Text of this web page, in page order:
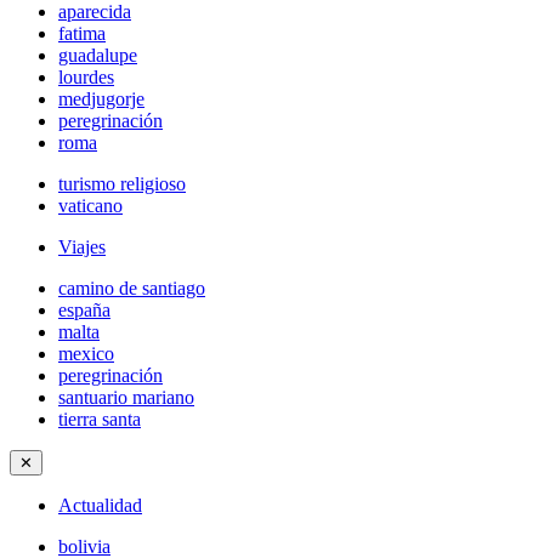
aparecida
fatima
guadalupe
lourdes
medjugorje
peregrinación
roma
turismo religioso
vaticano
Viajes
camino de santiago
españa
malta
mexico
peregrinación
santuario mariano
tierra santa
✕
Actualidad
bolivia